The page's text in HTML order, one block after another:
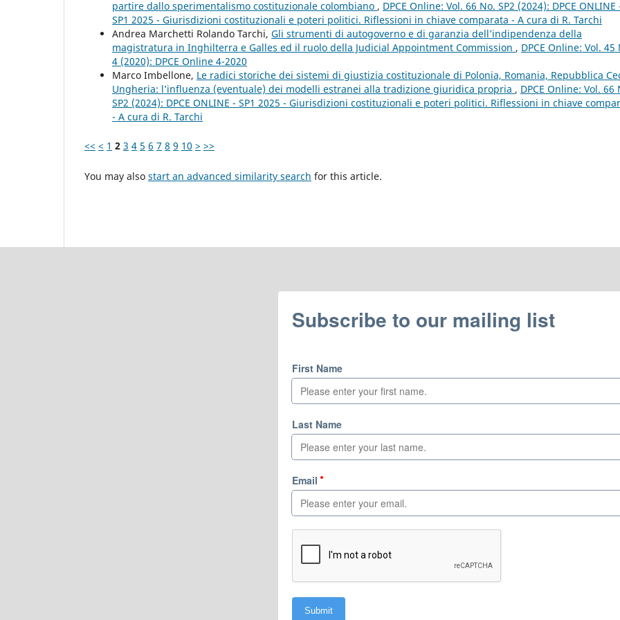
partire dallo sperimentalismo costituzionale colombiano , DPCE Online: Vol. 66 No. SP2 (2024): DPCE ONLINE
SP1 2025 - Giurisdizioni costituzionali e poteri politici. Riflessioni in chiave comparata - A cura di R. Tarchi
Andrea Marchetti Rolando Tarchi, Gli strumenti di autogoverno e di garanzia dell’indipendenza della
magistratura in Inghilterra e Galles ed il ruolo della Judicial Appointment Commission , DPCE Online: Vol. 45
4 (2020): DPCE Online 4-2020
Marco Imbellone, Le radici storiche dei sistemi di giustizia costituzionale di Polonia, Romania, Repubblica
Ungheria: l’influenza (eventuale) dei modelli estranei alla tradizione giuridica propria , DPCE Online: Vol. 66
SP2 (2024): DPCE ONLINE - SP1 2025 - Giurisdizioni costituzionali e poteri politici. Riflessioni in chiave
- A cura di R. Tarchi
<< < 1 2 3 4 5 6 7 8 9 10 > >>
You may also start an advanced similarity search for this article.